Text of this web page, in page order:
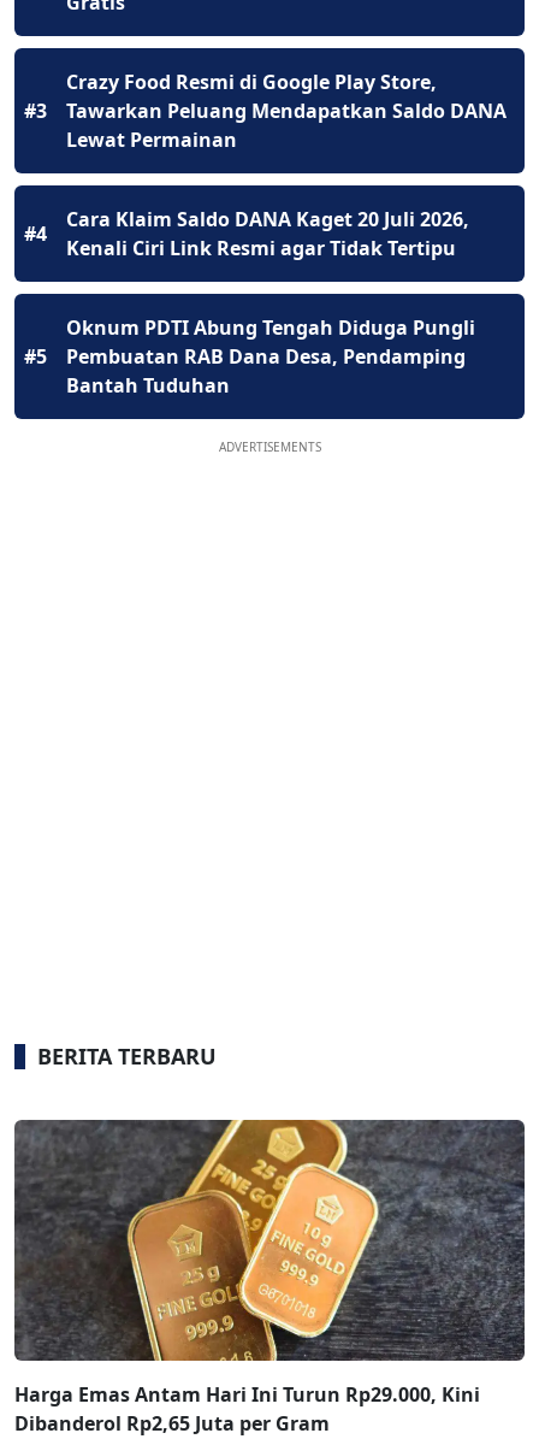
#3
Crazy Food Resmi di Google Play Store,
Tawarkan Peluang Mendapatkan Saldo DANA
Lewat Permainan
#4
Cara Klaim Saldo DANA Kaget 20 Juli 2026,
Kenali Ciri Link Resmi agar Tidak Tertipu
#5
Oknum PDTI Abung Tengah Diduga Pungli
Pembuatan RAB Dana Desa, Pendamping
Bantah Tuduhan
ADVERTISEMENTS
BERITA TERBARU
Harga Emas Antam Hari Ini Turun Rp29.000, Kini
Dibanderol Rp2,65 Juta per Gram